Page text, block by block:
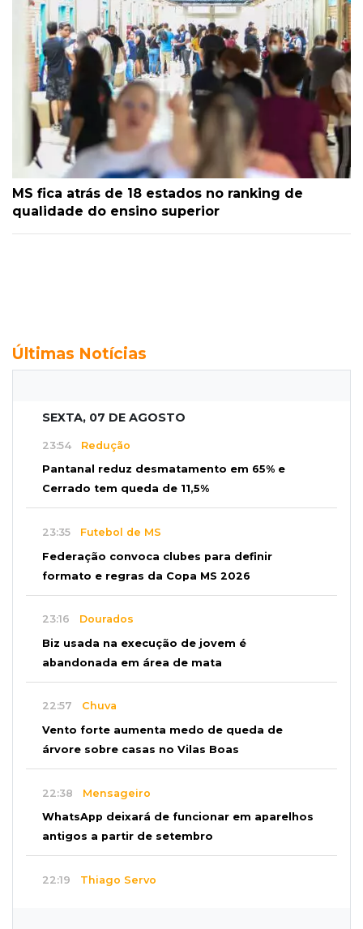
MS fica atrás de 18 estados no ranking de
qualidade do ensino superior
Últimas Notícias
SEXTA, 07 DE AGOSTO
23:54 Redução
Pantanal reduz desmatamento em 65% e
Cerrado tem queda de 11,5%
23:35 Futebol de MS
Federação convoca clubes para definir
formato e regras da Copa MS 2026
23:16 Dourados
Biz usada na execução de jovem é
abandonada em área de mata
22:57 Chuva
Vento forte aumenta medo de queda de
árvore sobre casas no Vilas Boas
22:38 Mensageiro
WhatsApp deixará de funcionar em aparelhos
antigos a partir de setembro
22:19 Thiago Servo